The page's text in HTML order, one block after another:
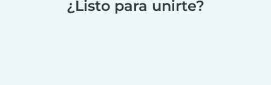
¿Listo para unirte?